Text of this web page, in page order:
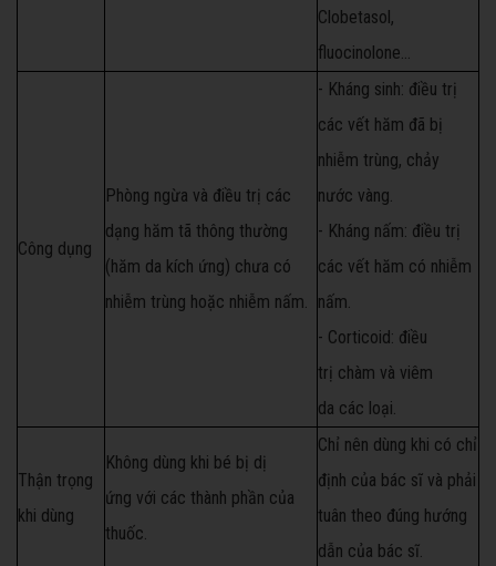
Clobetasol,
fluocinolone…
Công dụng
Phòng ngừa và điều trị các
dạng hăm tã thông thường
(hăm da kích ứng) chưa có
nhiễm trùng hoặc nhiễm nấm.
- Kháng sinh: điều trị
các vết hăm đã bị
nhiễm trùng, chảy
nước vàng.
- Kháng nấm: điều trị
các vết hăm có nhiễm
nấm.
- Corticoid: điều
trị chàm và viêm
da các loại.
Thận trọng
khi dùng
Không dùng khi bé bị dị
ứng với các thành phần của
thuốc.
Chỉ nên dùng khi có chỉ
định của bác sĩ và phải
tuân theo đúng hướng
dẫn của bác sĩ.